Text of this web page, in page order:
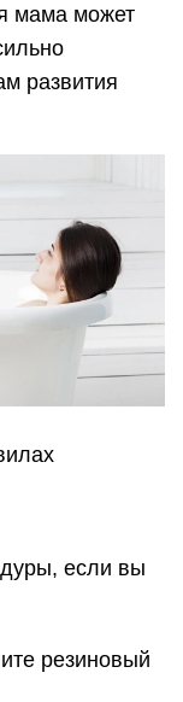
мама может
развития
если вы
резиновый